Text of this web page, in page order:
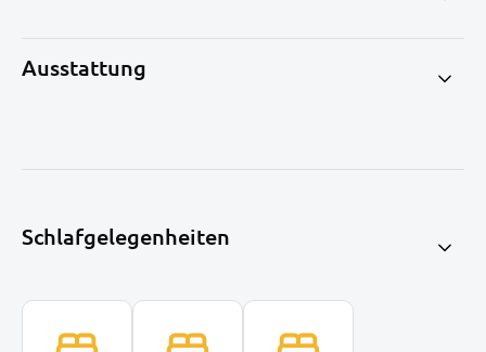
Ausstattung
Schlafgelegenheiten